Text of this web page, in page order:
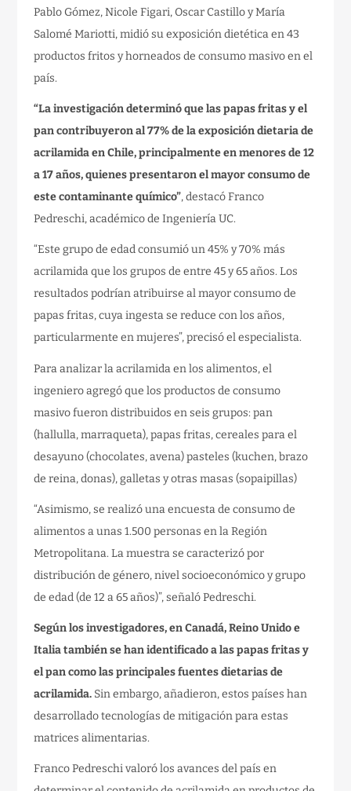
Pablo Gómez, Nicole Figari, Oscar Castillo y María
Salomé Mariotti, midió su exposición dietética en 43
productos fritos y horneados de consumo masivo en el
país.
“La investigación determinó que las papas fritas y el
pan contribuyeron al 77% de la exposición dietaria de
acrilamida en Chile, principalmente en menores de 12
a 17 años, quienes presentaron el mayor consumo de
este contaminante químico”, destacó Franco
Pedreschi, académico de Ingeniería UC.
“Este grupo de edad consumió un 45% y 70% más
acrilamida que los grupos de entre 45 y 65 años. Los
resultados podrían atribuirse al mayor consumo de
papas fritas, cuya ingesta se reduce con los años,
particularmente en mujeres”, precisó el especialista.
Para analizar la acrilamida en los alimentos, el
ingeniero agregó que los productos de consumo
masivo fueron distribuidos en seis grupos: pan
(hallulla, marraqueta), papas fritas, cereales para el
desayuno (chocolates, avena) pasteles (kuchen, brazo
de reina, donas), galletas y otras masas (sopaipillas)
“Asimismo, se realizó una encuesta de consumo de
alimentos a unas 1.500 personas en la Región
Metropolitana. La muestra se caracterizó por
distribución de género, nivel socioeconómico y grupo
de edad (de 12 a 65 años)”, señaló Pedreschi.
Según los investigadores, en Canadá, Reino Unido e
Italia también se han identificado a las papas fritas y
el pan como las principales fuentes dietarias de
acrilamida. Sin embargo, añadieron, estos países han
desarrollado tecnologías de mitigación para estas
matrices alimentarias.
Franco Pedreschi valoró los avances del país en